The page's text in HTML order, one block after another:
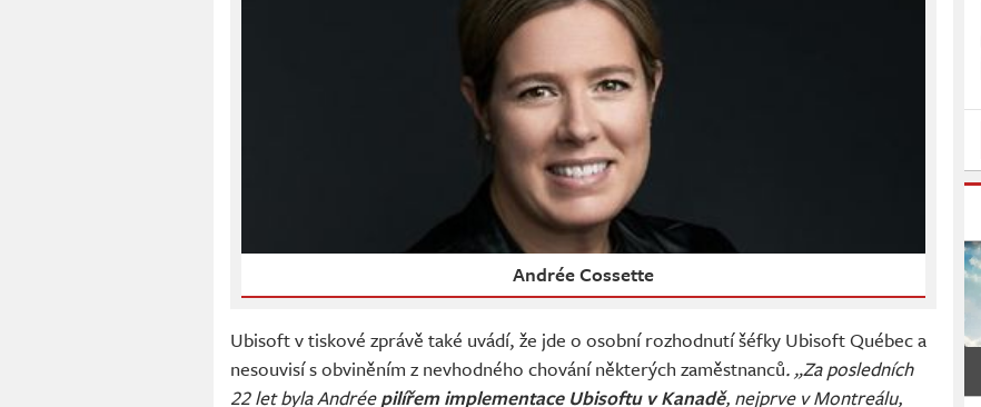
Andrée Cossette
Ubisoft v tiskové zprávě také uvádí, že jde o osobní rozhodnutí šéfky Ubisoft Québec a
nesouvisí s obviněním z nevhodného chování některých zaměstnanců. „Za posledních
22 let byla Andréepilířem implementace Ubisoftu v Kanadě, nejprve v Montreálu,